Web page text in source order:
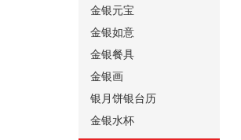
金银元宝
金银如意
金银餐具
金银画
银月饼银台历
金银水杯